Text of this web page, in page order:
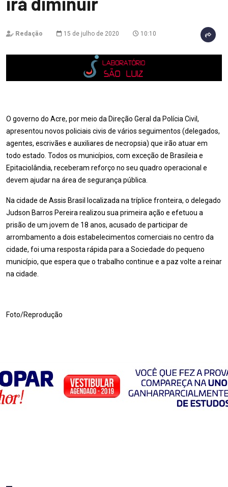
Redação 15 de julho de 2020 10:10
O governo do Acre, por meio da Direção Geral da Polícia Civil,
apresentou novos policiais civis de vários seguimentos (delegados,
agentes, escrivães e auxiliares de necropsia) que irão atuar em
todo estado. Todos os municípios, com exceção de Brasileia e
Epitaciolândia, receberam reforço no seu quadro operacional e
devem ajudar na área de segurança pública.
Na cidade de Assis Brasil localizada na tríplice fronteira, o delegado
Judson Barros Pereira realizou sua primeira ação e efetuou a
prisão de um jovem de 18 anos, acusado de participar de
arrombamento a dois estabelecimentos comerciais no centro da
cidade, foi uma resposta rápida para a Sociedade do pequeno
município, que espera que o trabalho continue e a paz volte a reinar
na cidade.
Foto/Reprodução